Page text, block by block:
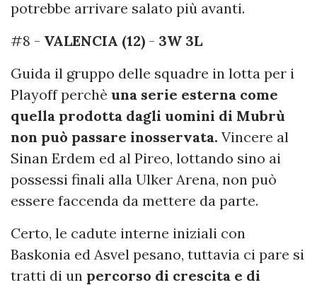
potrebbe arrivare salato più avanti.
#8 - VALENCIA (12) - 3W 3L
Guida il gruppo delle squadre in lotta per i
Playoff perchè una serie esterna come
quella prodotta dagli uomini di Mubrù
non può passare inosservata. Vincere al
Sinan Erdem ed al Pireo, lottando sino ai
possessi finali alla Ulker Arena, non può
essere faccenda da mettere da parte.
Certo, le cadute interne iniziali con
Baskonia ed Asvel pesano, tuttavia ci pare si
tratti di un percorso di crescita e di